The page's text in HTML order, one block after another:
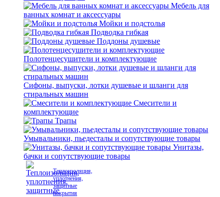
Мебель для
ванных комнат и аксессуары
Мойки и подстолья
Подводка гибкая
Поддоны душевые
Полотенцесушители и комплектующие
Сифоны, выпуски, лотки душевые и шланги для
стиральных машин
Смесители и
комплектующие
Трапы
Умывальники, пьедесталы и сопутствующие товары
Унитазы,
бачки и сопутствующие товары
Теплоизоляция,
уплотнения,
защитные
покрытия